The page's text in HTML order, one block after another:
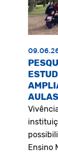
Ensino